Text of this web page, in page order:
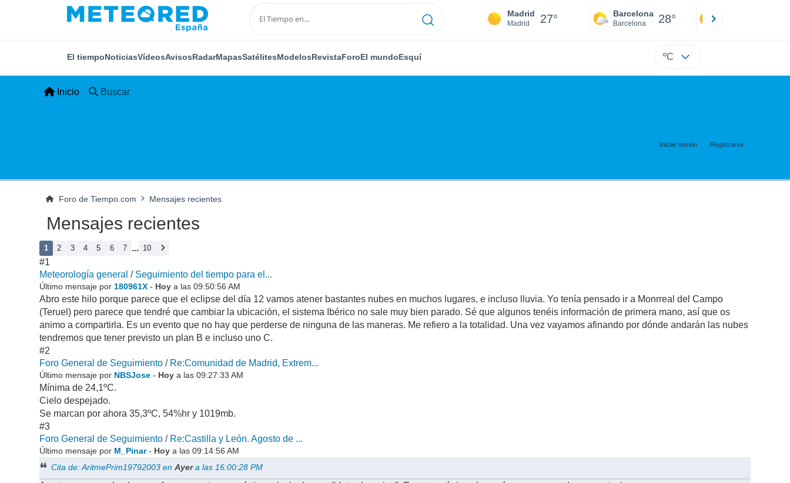
Madrid
Madrid 27° Barcelona
Barcelona 28°
El tiempoNoticiasVídeosAvisosRadarMapasSatélitesModelosRevistaForoEl mundoEsquí ºC
Inicio Buscar
Iniciar sesión Registrarse
Foro de Tiempo.com Mensajes recientes
Mensajes recientes
1 2 3 4 5 6 7 ... 10
#1
Meteorología general / Seguimiento del tiempo para el...
Último mensaje por 180961X - Hoy a las 09:50:56 AM
Abro este hilo porque parece que el eclipse del día 12 vamos atener bastantes nubes en muchos lugares, e incluso lluvia. Yo tenía pensado ir a Monrreal del Campo
(Teruel) pero parece que tendré que cambiar la ubicación, el sistema Ibérico no sale muy bien parado. Sé que algunos tenéis información de primera mano, así que os
animo a compartirla. Es un evento que no hay que perderse de ninguna de las maneras. Me refiero a la totalidad. Una vez vayamos afinando por dónde andarán las nubes
tendremos que tener previsto un plan B e incluso uno C.
#2
Foro General de Seguimiento / Re:Comunidad de Madrid, Extrem...
Último mensaje por NBSJose - Hoy a las 09:27:33 AM
Mínima de 24,1ºC.
Cielo despejado.
Se marcan por ahora 35,3ºC, 54%hr y 1019mb.
#3
Foro General de Seguimiento / Re:Castilla y León. Agosto de ...
Último mensaje por M_Pinar - Hoy a las 09:14:56 AM
Cita de: AritmePrim19792003 en Ayera las 16:00:28 PM